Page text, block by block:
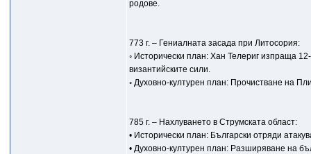
родове.
773 г. – Гениалната засада при Литосория:
◦ Исторически план: Хан Телериг изпраща
византийските сили.
◦ Духовно-културен план: Прочистване на
785 г. – Нахлуването в Струмската област:
• Исторически план: Български отряди
• Духовно-културен план: Разширяване на